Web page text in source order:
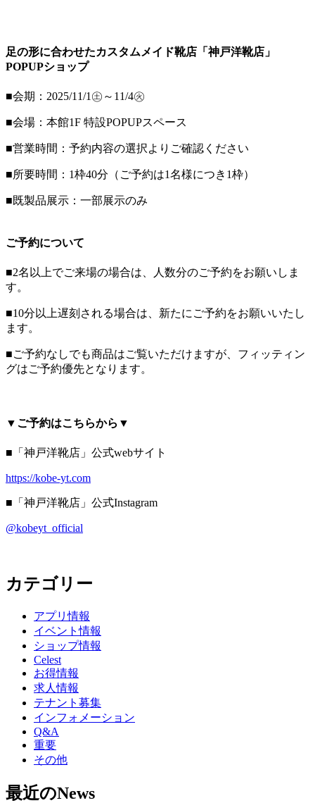
足の形に合わせたカスタムメイド靴店「神戸洋靴店」
POPUPショップ
■会期：2025/11/1㊏～11/4㊋
■会場：本館1F 特設POPUPスペース
■営業時間：予約内容の選択よりご確認ください
■所要時間：1枠40分（ご予約は1名様につき1枠）
■既製品展示：一部展示のみ
ご予約について
■2名以上でご来場の場合は、人数分のご予約をお願いしま
す。
■10分以上遅刻される場合は、新たにご予約をお願いいたし
ます。
■ご予約なしでも商品はご覧いただけますが、フィッティン
グはご予約優先となります。
▼ご予約はこちらから▼
■「神戸洋靴店」公式webサイト
https://kobe-yt.com
■「神戸洋靴店」公式Instagram
@kobeyt_official
カテゴリー
アプリ情報
イベント情報
ショップ情報
Celest
お得情報
求人情報
テナント募集
インフォメーション
Q&A
重要
その他
最近のNews